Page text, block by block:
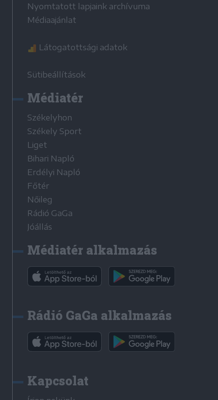
Nyomtatott lapjaink archívuma
Médiaajánlat
Látogatottsági adatok
Sütibeállítások
Médiatér
Székelyhon
Székely Sport
Liget
Bihari Napló
Erdélyi Napló
Főtér
Nőileg
Rádió GaGa
Jóállás
Médiatér alkalmazás
Rádió GaGa alkalmazás
Kapcsolat